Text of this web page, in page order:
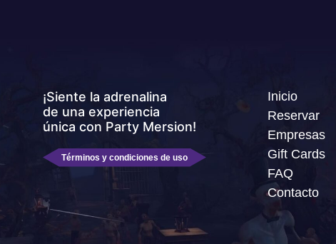
¡Siente la adrenalina
de una experiencia
única con Party Mersion!
Términos y condiciones de uso
Inicio
Reservar
Empresas
Gift Cards
FAQ
Contacto